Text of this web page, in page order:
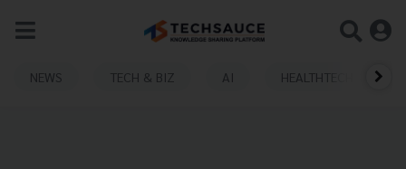
NEWS TECH & BIZ AI HEALTHTECH